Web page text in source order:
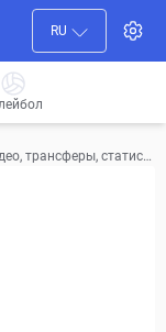
RU
трансферы, статист